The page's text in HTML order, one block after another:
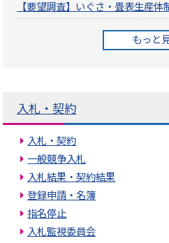
【要望調査】いぐさ・畳表生産
もっと
入札・契約
入札・契約
一般競争入札
入札結果・契約結果
登録申請・名簿
指名停止
入札監視委員会